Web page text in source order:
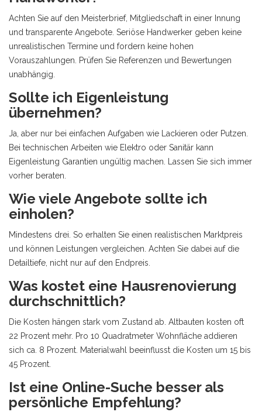
Achten Sie auf den Meisterbrief, Mitgliedschaft in einer Innung
und transparente Angebote. Seriöse Handwerker geben keine
unrealistischen Termine und fordern keine hohen
Vorauszahlungen. Prüfen Sie Referenzen und Bewertungen
unabhängig.
Sollte ich Eigenleistung
übernehmen?
Ja, aber nur bei einfachen Aufgaben wie Lackieren oder Putzen.
Bei technischen Arbeiten wie Elektro oder Sanitär kann
Eigenleistung Garantien ungültig machen. Lassen Sie sich immer
vorher beraten.
Wie viele Angebote sollte ich
einholen?
Mindestens drei. So erhalten Sie einen realistischen Marktpreis
und können Leistungen vergleichen. Achten Sie dabei auf die
Detailtiefe, nicht nur auf den Endpreis.
Was kostet eine Hausrenovierung
durchschnittlich?
Die Kosten hängen stark vom Zustand ab. Altbauten kosten oft
22 Prozent mehr. Pro 10 Quadratmeter Wohnfläche addieren
sich ca. 8 Prozent. Materialwahl beeinflusst die Kosten um 15 bis
45 Prozent.
Ist eine Online-Suche besser als
persönliche Empfehlung?